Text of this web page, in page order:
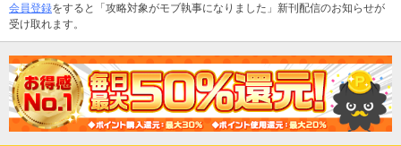
会員登録をすると「攻略対象がモブ執事になりました」新刊配信のお知らせが
受け取れます。